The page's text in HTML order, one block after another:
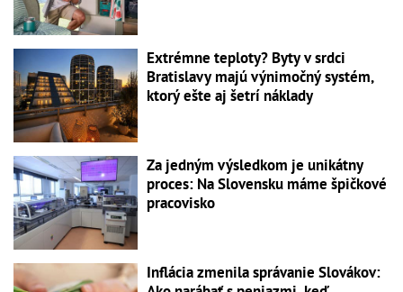
Extrémne teploty? Byty v srdci
Bratislavy majú výnimočný systém,
ktorý ešte aj šetrí náklady
Za jedným výsledkom je unikátny
proces: Na Slovensku máme špičkové
pracovisko
Inflácia zmenila správanie Slovákov: